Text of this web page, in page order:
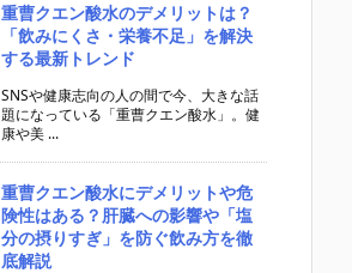
重曹クエン酸水のデメリットは？
「飲みにくさ・栄養不足」を解決
する最新トレンド
SNSや健康志向の人の間で今、大きな話
題になっている「重曹クエン酸水」。健
康や美 ...
重曹クエン酸水にデメリットや危
険性はある？肝臓への影響や「塩
分の摂りすぎ」を防ぐ飲み方を徹
底解説